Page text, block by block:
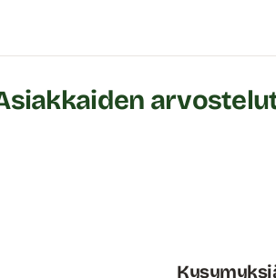
n. 22 cm - n. 44 cm
3 cm